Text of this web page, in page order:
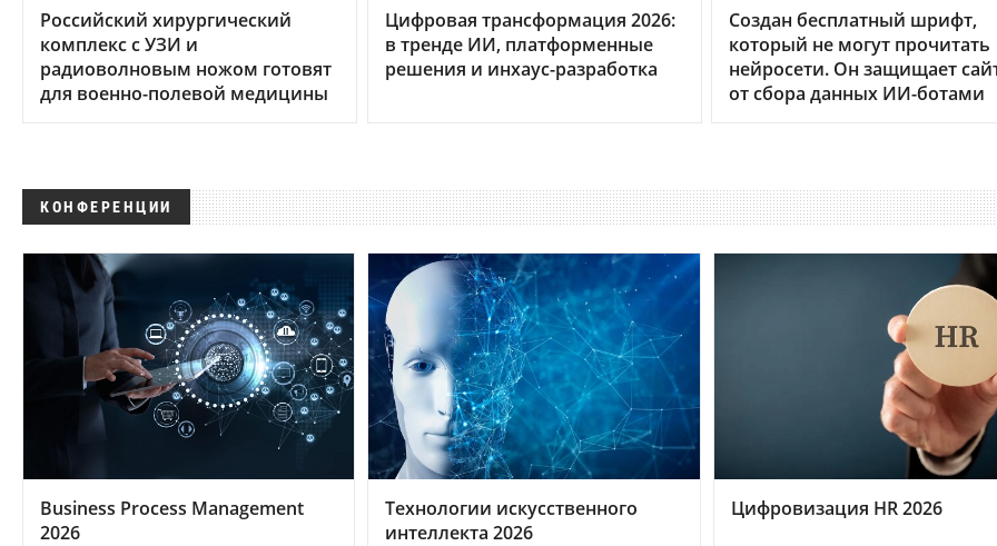
Российский хирургический
комплекс с УЗИ и
радиоволновым ножом готовят
для военно-полевой медицины
Цифровая трансформация 2026:
в тренде ИИ, платформенные
решения и инхаус-разработка
Создан бесплатный шрифт,
который не могут прочитать
нейросети. Он защищает
от сбора данных ИИ-ботами
КОНФЕРЕНЦИИ
Business Process Management
2026
Технологии искусственного
интеллекта 2026
Цифровизация HR 2026